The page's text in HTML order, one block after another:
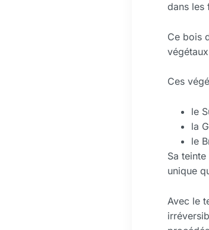
dans les
Ce bois
Ces
le
la
le
Sa
unique
Avec le